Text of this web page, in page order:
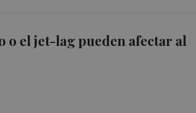
o el jet-lag pueden afectar al